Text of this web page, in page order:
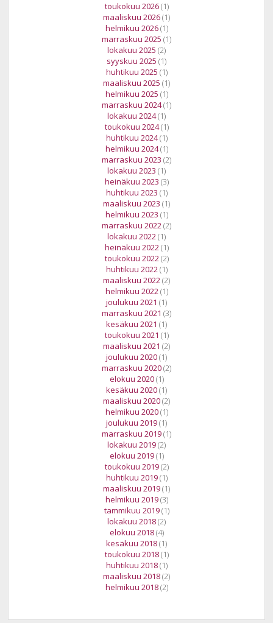
toukokuu 2026(1)
maaliskuu 2026(1)
helmikuu 2026(1)
marraskuu 2025 (1)
lokakuu 2025 (2)
syyskuu 2025 (1)
huhtikuu 2025 (1)
maaliskuu 2025 (1)
helmikuu 2025 (1)
marraskuu 2024(1)
lokakuu 2024(1)
toukokuu 2024(1)
huhtikuu 2024(1)
helmikuu 2024(1)
marraskuu 2023 (2)
lokakuu 2023 (1)
heinäkuu 2023 (3)
huhtikuu 2023 (1)
maaliskuu 2023 (1)
helmikuu 2023 (1)
marraskuu 2022(2)
lokakuu 2022(1)
heinäkuu 2022(1)
toukokuu 2022(2)
huhtikuu 2022(1)
maaliskuu 2022(2)
helmikuu 2022(1)
joulukuu 2021 (1)
marraskuu 2021 (3)
kesäkuu 2021 (1)
toukokuu 2021 (1)
maaliskuu 2021 (2)
joulukuu 2020(1)
marraskuu 2020(2)
elokuu 2020(1)
kesäkuu 2020(1)
maaliskuu 2020(2)
helmikuu 2020(1)
joulukuu 2019(1)
marraskuu 2019(1)
lokakuu 2019(2)
elokuu 2019(1)
toukokuu 2019(2)
huhtikuu 2019(1)
maaliskuu 2019(1)
helmikuu 2019(3)
tammikuu 2019(1)
lokakuu 2018(2)
elokuu 2018(4)
kesäkuu 2018(1)
toukokuu 2018(1)
huhtikuu 2018(1)
maaliskuu 2018(2)
helmikuu 2018(2)